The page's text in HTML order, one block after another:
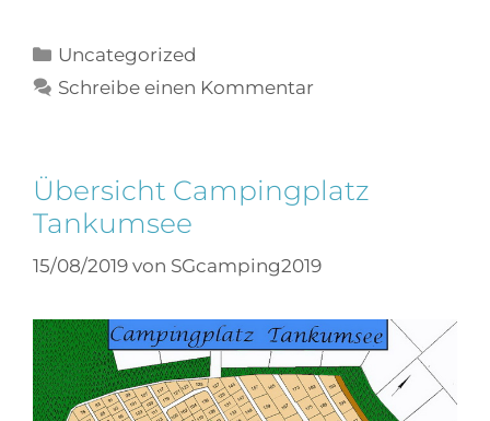
Uncategorized
Schreibe einen Kommentar
Übersicht Campingplatz
Tankumsee
15/08/2019 von SGcamping2019